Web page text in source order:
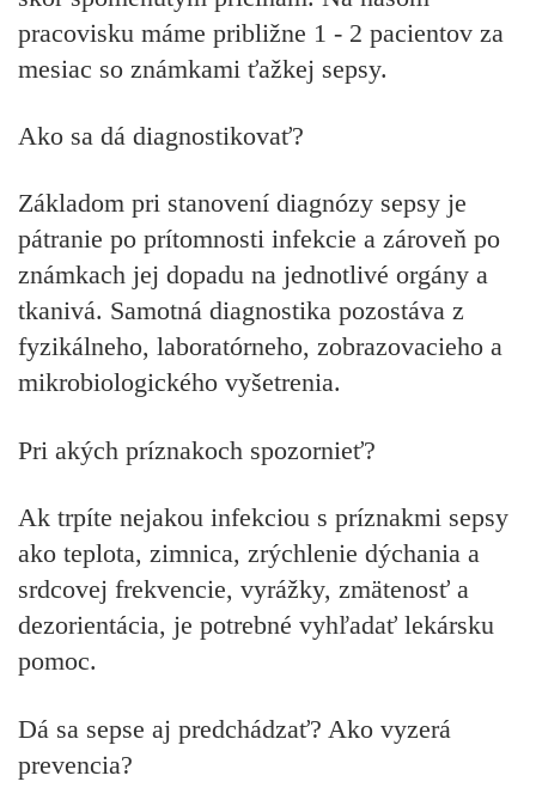
pracovisku máme približne 1 - 2 pacientov za
mesiac so známkami ťažkej sepsy.
Ako sa dá diagnostikovať?
Základom pri stanovení diagnózy sepsy je
pátranie po prítomnosti infekcie a zároveň po
známkach jej dopadu na jednotlivé orgány a
tkanivá. Samotná diagnostika pozostáva z
fyzikálneho, laboratórneho, zobrazovacieho a
mikrobiologického vyšetrenia.
Pri akých príznakoch spozornieť?
Ak trpíte nejakou infekciou s príznakmi sepsy
ako teplota, zimnica, zrýchlenie dýchania a
srdcovej frekvencie, vyrážky, zmätenosť a
dezorientácia, je potrebné vyhľadať lekársku
pomoc.
Dá sa sepse aj predchádzať? Ako vyzerá
prevencia?